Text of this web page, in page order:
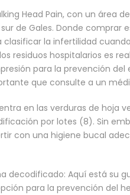
Head Pain, con un área
de Gales. Donde
clasificar la infertilidad
residuos hospitalarios es
para la prevención
que consulte a un
en las verduras de hoja
por lotes (8). Sin
con una higiene bucal
decodificado: Aquí está su
para la prevención del